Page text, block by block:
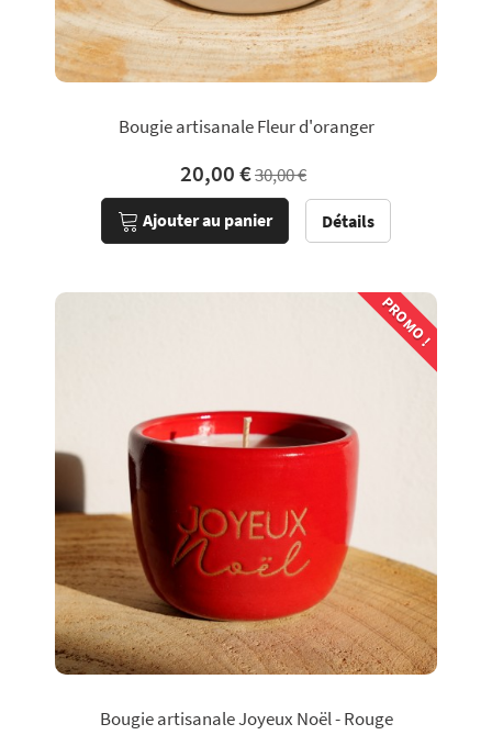
Bougie artisanale Fleur d'oranger
20,00 €30,00 €
Ajouter au panier Détails
PROMO !
Bougie artisanale Joyeux Noël - Rouge